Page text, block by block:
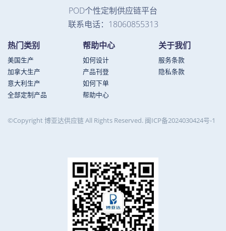
POD个性定制供应链平台
联系电话：18060855313
热门类别
美国生产
加拿大生产
意大利生产
全部定制产品
帮助中心
如何设计
产品刊登
如何下单
帮助中心
关于我们
服务条款
隐私条款
©Copyright 博亚达供应链 All Rights Reserved. 闽ICP备2024030424号-1